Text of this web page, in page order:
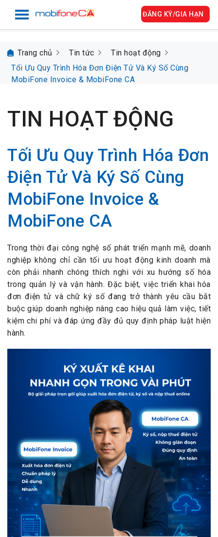
ĐĂNG KÝ/GIA HẠN
Trang chủ Tin tức
Tin hoạt động
Tối Ưu Quy Trình Hóa Đơn Điện Tử Và Ký Số Cùng
MobiFone Invoice & MobiFone CA
TIN HOẠT ĐỘNG
Tối Ưu Quy Trình Hóa Đơn
Điện Tử Và Ký Số Cùng
MobiFone Invoice &
MobiFone CA
Trong thời đại công nghệ số phát triển mạnh mẽ, doanh
nghiệp không chỉ cần tối ưu hoạt động kinh doanh mà
còn phải nhanh chóng thích nghi với xu hướng số hóa
trong quản lý và vận hành. Đặc biệt, việc triển khai hóa
đơn điện tử và chữ ký số đang trở thành yêu cầu bắt
buộc giúp doanh nghiệp nâng cao hiệu quả làm việc, tiết
kiệm chi phí và đáp ứng đầy đủ quy định pháp luật hiện
hành.